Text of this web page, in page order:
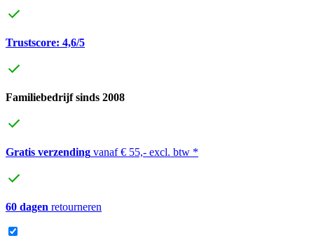
Trustscore: 4,6/5
Familiebedrijf sinds 2008
Gratis verzending vanaf € 55,- excl. btw *
60 dagen retourneren